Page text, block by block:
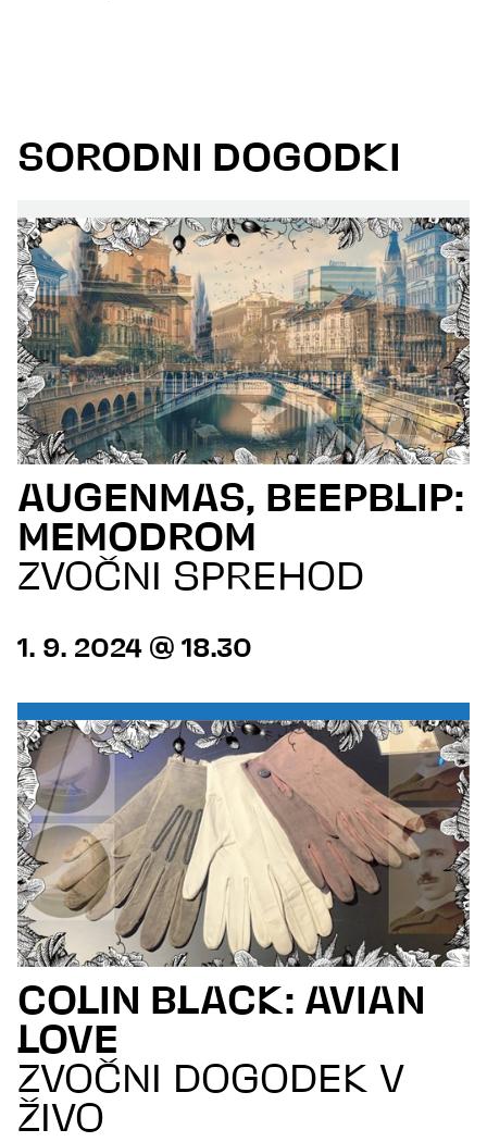
SORODNI DOGODKI
AUGENMAS, BEEPBLIP:
MEMODROM
ZVOČNI SPREHOD
1. 9. 2024 @ 18.30
COLIN BLACK: AVIAN
LOVE
ZVOČNI DOGODEK V
ŽIVO